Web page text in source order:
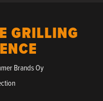
GRILLING
Brands Oy